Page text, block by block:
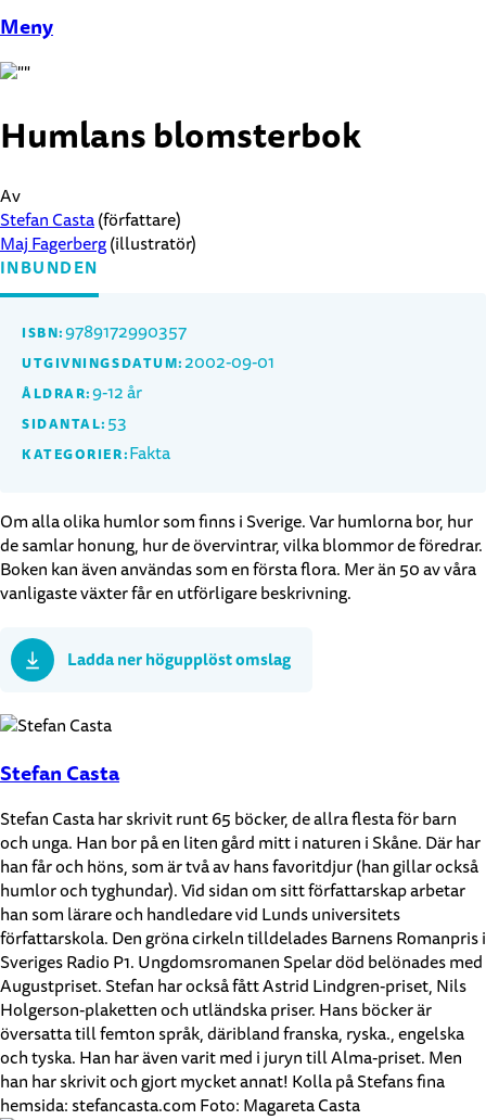
Meny
Humlans blomsterbok
Av
Stefan Casta(författare)
Maj Fagerberg(illustratör)
INBUNDEN
ISBN:9789172990357
UTGIVNINGSDATUM: 2002-09-01
ÅLDRAR:9-12 år
SIDANTAL: 53
KATEGORIER:Fakta
Om alla olika humlor som finns i Sverige. Var humlorna bor, hur
de samlar honung, hur de övervintrar, vilka blommor de föredrar.
Boken kan även användas som en första flora. Mer än 50 av våra
vanligaste växter får en utförligare beskrivning.
Ladda ner högupplöst omslag
Stefan Casta
Stefan Casta har skrivit runt 65 böcker, de allra flesta för barn
och unga. Han bor på en liten gård mitt i naturen i Skåne. Där har
han får och höns, som är två av hans favoritdjur (han gillar också
humlor och tyghundar). Vid sidan om sitt författarskap arbetar
han som lärare och handledare vid Lunds universitets
författarskola. Den gröna cirkeln tilldelades Barnens Romanpris i
Sveriges Radio P1. Ungdomsromanen Spelar död belönades med
Augustpriset. Stefan har också fått Astrid Lindgren-priset, Nils
Holgerson-plaketten och utländska priser. Hans böcker är
översatta till femton språk, däribland franska, ryska., engelska
och tyska. Han har även varit med i juryn till Alma-priset. Men
han har skrivit och gjort mycket annat! Kolla på Stefans fina
hemsida: stefancasta.com Foto: Magareta Casta